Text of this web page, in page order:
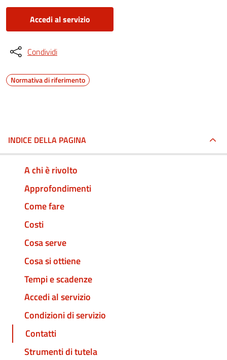
Accedi al servizio
Condividi
Normativa di riferimento
INDICE DELLA PAGINA
A chi è rivolto
Approfondimenti
Come fare
Costi
Cosa serve
Cosa si ottiene
Tempi e scadenze
Accedi al servizio
Condizioni di servizio
Contatti
Strumenti di tutela